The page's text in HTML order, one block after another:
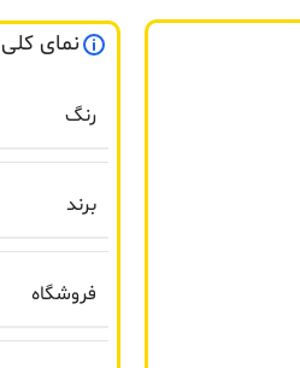
نمای کلی
رنگ
برند
فروشگاه